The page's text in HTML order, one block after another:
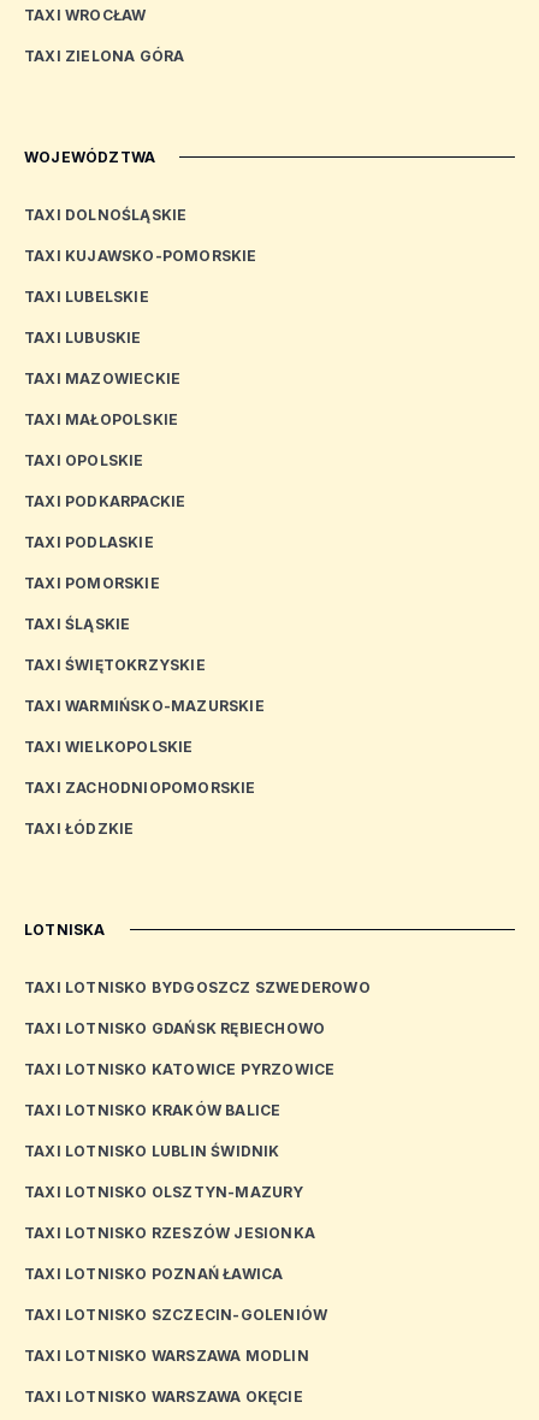
TAXI WROCŁAW
TAXI ZIELONA GÓRA
WOJEWÓDZTWA
TAXI DOLNOŚLĄSKIE
TAXI KUJAWSKO-POMORSKIE
TAXI LUBELSKIE
TAXI LUBUSKIE
TAXI MAZOWIECKIE
TAXI MAŁOPOLSKIE
TAXI OPOLSKIE
TAXI PODKARPACKIE
TAXI PODLASKIE
TAXI POMORSKIE
TAXI ŚLĄSKIE
TAXI ŚWIĘTOKRZYSKIE
TAXI WARMIŃSKO-MAZURSKIE
TAXI WIELKOPOLSKIE
TAXI ZACHODNIOPOMORSKIE
TAXI ŁÓDZKIE
LOTNISKA
TAXI LOTNISKO BYDGOSZCZ SZWEDEROWO
TAXI LOTNISKO GDAŃSK RĘBIECHOWO
TAXI LOTNISKO KATOWICE PYRZOWICE
TAXI LOTNISKO KRAKÓW BALICE
TAXI LOTNISKO LUBLIN ŚWIDNIK
TAXI LOTNISKO OLSZTYN-MAZURY
TAXI LOTNISKO RZESZÓW JESIONKA
TAXI LOTNISKO POZNAŃ ŁAWICA
TAXI LOTNISKO SZCZECIN-GOLENIÓW
TAXI LOTNISKO WARSZAWA MODLIN
TAXI LOTNISKO WARSZAWA OKĘCIE